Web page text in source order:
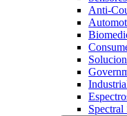
Anti-
Spectral